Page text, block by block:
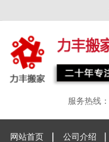
服务热线：
网站首页 公司介绍